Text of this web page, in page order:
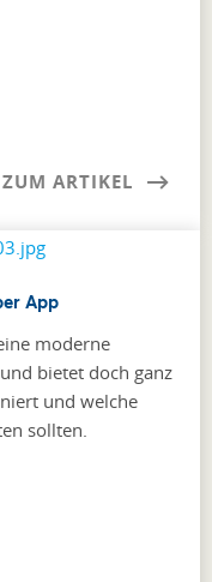
ZUM ARTIKEL
App
moderne
bietet doch ganz
und welche
sollten.